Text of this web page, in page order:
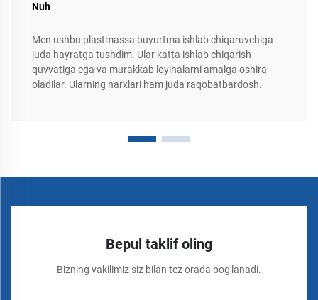
Nuh
Men ushbu plastmassa buyurtma ishlab chiqaruvchiga
juda hayratga tushdim. Ular katta ishlab chiqarish
quvvatiga ega va murakkab loyihalarni amalga oshira
oladilar. Ularning narxlari ham juda raqobatbardosh.
Bepul taklif oling
Bizning vakilimiz siz bilan tez orada bog'lanadi.